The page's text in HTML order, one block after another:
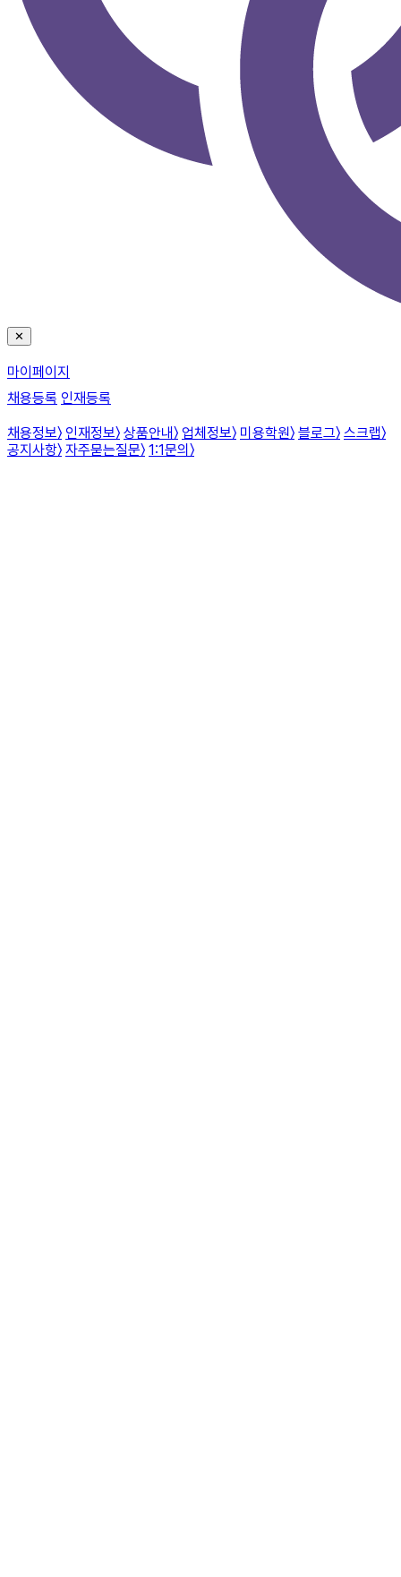
✕
마이페이지
채용등록 인재등록
채용정보〉 인재정보〉 상품안내 〉 업체정보〉 미용학원〉 블로그〉 스크랩〉
공지사항〉 자주묻는질문〉 1:1문의 〉